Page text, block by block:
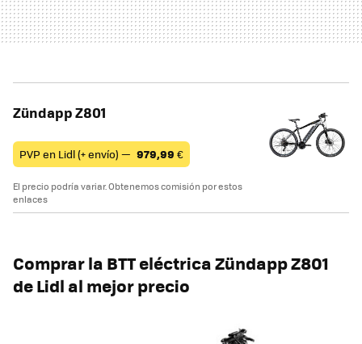
Zündapp Z801
PVP en Lidl (+ envío) — 979,99 €
El precio podría variar. Obtenemos comisión por estos
enlaces
Comprar la BTT eléctrica Zündapp Z801
de Lidl al mejor precio